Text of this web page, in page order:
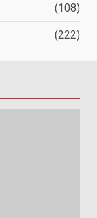
(108)
(222)